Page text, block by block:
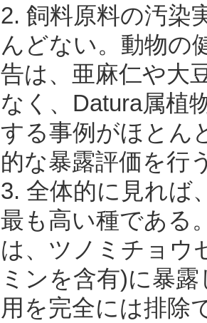
2. 飼料原料の汚染
んどない。動物の
告は、亜麻仁や大
なく、Datura属植
する事例がほとん
的な暴露評価を行
3. 全体的に見れば
最も高い種である
は、ツノミチョウ
ミンを含有)に暴
用を完全には排除